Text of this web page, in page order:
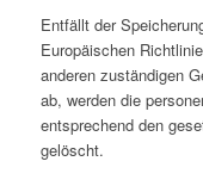
Entfällt der
Europäischen
anderen zuständigen
ab, werden die
entsprechend den
gelöscht.